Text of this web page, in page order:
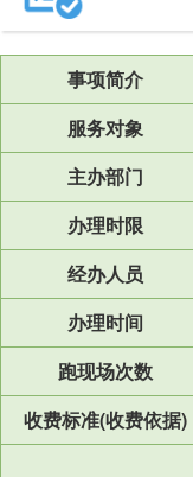
事项简介
服务对象
主办部门
办理时限
经办人员
办理时间
跑现场次数
收费标准(收费依据)